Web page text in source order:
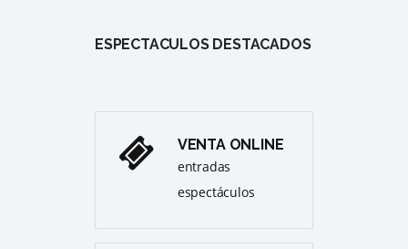
ESPECTÁCULOS DESTACADOS
VENTA ONLINE
entradas
espectáculos